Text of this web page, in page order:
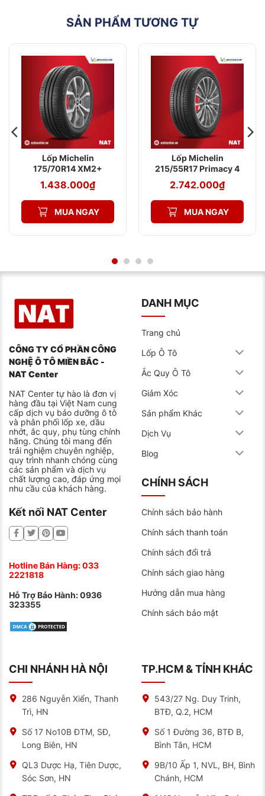
Infographic hướng dẫn cách đọc thông số lốp ô tô từ
trung tâm bảo dưỡng ô tô NAT Center
Ưu Điểm Vượt Trội Của Turanza T005A
Size 225/45R19
Êm Ái và Yên Tĩnh
Bạn còn nhớ cảm giác khó chịu khi lốp xe ồn ào trên
đường cao tốc? Turanza T005A sẽ xóa bỏ trải nghiệm
Bridgestone đã trang bị công nghệ Silent AC Block với
các rãnh khuếch tán sóng âm bố trí theo mô hình bất
đối xứng, đặt chiến lược tại rãnh vai lốp nhằm hấp thụ
và phân tán tạp âm hiệu quả.
Tham khảo thêm: Lốp Bridgestone 255/65R17
Bám Đường Như Dính Keo Ngay Cả Khi Mưa
Đừng lo lắng khi gặp mưa đột ngột trên đường. Lốp
Bridgestone 225/45R19 Turanza T005A sở hữu:
Rãnh thoát nước hình chữ V: Tăng 20% khả năng
SẢN PHẨM TƯƠNG TỰ
Lốp Michelin
175/70R14 XM2+
1.438.000₫
MUA NGAY
Lốp Michelin
215/55R17 Primacy 4
ST
2.742.000₫
MUA NGAY
CÔNG TY CỔ PHẦN CÔNG
NGHỆ Ô TÔ MIỀN BẮC -
NAT Center
NAT Center tự hào là đơn vị
hàng đầu tại Việt Nam cung
cấp dịch vụ bảo dưỡng ô tô
và phân phối lốp xe, dầu
nhớt, ắc quy, phụ tùng chính
hãng. Chúng tôi mang đến
trải nghiệm chuyên nghiệp,
quy trình nhanh chóng cùng
các sản phẩm và dịch vụ
chất lượng cao, đáp ứng mọi
nhu cầu của khách hàng.
Kết nối NAT Center
Hotline Bán Hàng:033
2221818
Hỗ Trợ Bảo Hành:0936
323355
DANH MỤC
Trang chủ
Lốp Ô Tô
Ắc Quy Ô Tô
Giảm Xóc
Sản phẩm Khác
Dịch Vụ
Blog
CHÍNH SÁCH
Chính sách bảo hành
Chính sách thanh toán
Chính sách đổi trả
Chính sách giao hàng
Hướng dẫn mua hàng
Chính sách bảo mật
CHI NHÁNH HÀ NỘI
286 Nguyễn Xiển, Thanh
Trì, HN
Số 17 No10B ĐTM, SĐ,
Long Biên, HN
QL3 Dược Hạ, Tiên Dược,
Sóc Sơn, HN
TP.HCM & TỈNH KHÁC
543/27 Ng. Duy Trinh,
BTĐ, Q.2, HCM
Số 1 Đường 36, BTĐ B,
Bình Tân, HCM
9B/10 Ấp 1, NVL, BH, Bình
Chánh, HCM